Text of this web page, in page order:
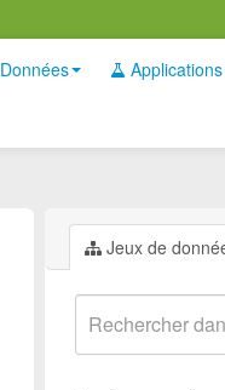
Données Applications
Jeux de